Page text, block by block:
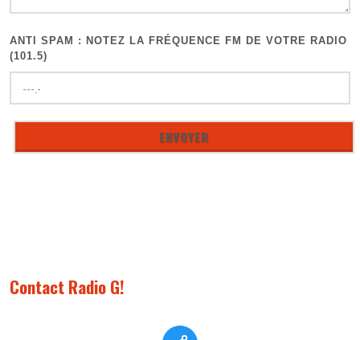
ANTI SPAM : NOTEZ LA FRÉQUENCE FM DE VOTRE RADIO
(101.5)
Contact Radio G!